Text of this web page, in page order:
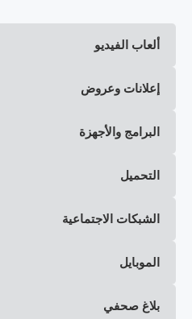
ألعاب الفيديو
إعلانات وعروض
البرامج والأجهزة
التحميل
الشبكات الاجتماعية
الموبايل
بلاغ صحفي